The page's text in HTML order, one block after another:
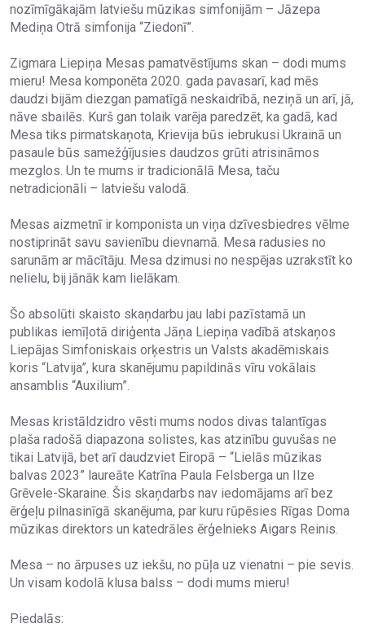
nozīmīgākajām latviešu mūzikas simfonijām – Jāzepa
Mediņa Otrā simfonija “Ziedonī”.
Zigmara Liepiņa Mesas pamatvēstījums skan – dodi mums
mieru! Mesa komponēta 2020. gada pavasarī, kad mēs
daudzi bijām diezgan pamatīgā neskaidrībā, neziņā un arī, jā,
nāve sbailēs. Kurš gan tolaik varēja paredzēt, ka gadā, kad
Mesa tiks pirmatskaņota, Krievija būs iebrukusi Ukrainā un
pasaule būs samežģījusies daudzos grūti atrisināmos
mezglos. Un te mums ir tradicionālā Mesa, taču
netradicionāli – latviešu valodā.
Mesas aizmetnī ir komponista un viņa dzīvesbiedres vēlme
nostiprināt savu savienību dievnamā. Mesa radusies no
sarunām ar mācītāju. Mesa dzimusi no nespējas uzrakstīt ko
nelielu, bij jānāk kam lielākam.
Šo absolūti skaisto skaņdarbu jau labi pazīstamā un
publikas iemīļotā diriģenta Jāņa Liepiņa vadībā atskaņos
Liepājas Simfoniskais orķestris un Valsts akadēmiskais
koris “Latvija”, kura skanējumu papildinās vīru vokālais
ansamblis “Auxilium”.
Mesas kristāldzidro vēsti mums nodos divas talantīgas
plaša radošā diapazona solistes, kas atzinību guvušas ne
tikai Latvijā, bet arī daudzviet Eiropā – “Lielās mūzikas
balvas 2023” laureāte Katrīna Paula Felsberga un Ilze
Grēvele-Skaraine. Šis skaņdarbs nav iedomājams arī bez
ērģeļu pilnasinīgā skanējuma, par kuru rūpēsies Rīgas Doma
mūzikas direktors un katedrāles ērģelnieks Aigars Reinis.
Mesa – no ārpuses uz iekšu, no pūļa uz vienatni – pie sevis.
Un visam kodolā klusa balss – dodi mums mieru!
Piedalās: